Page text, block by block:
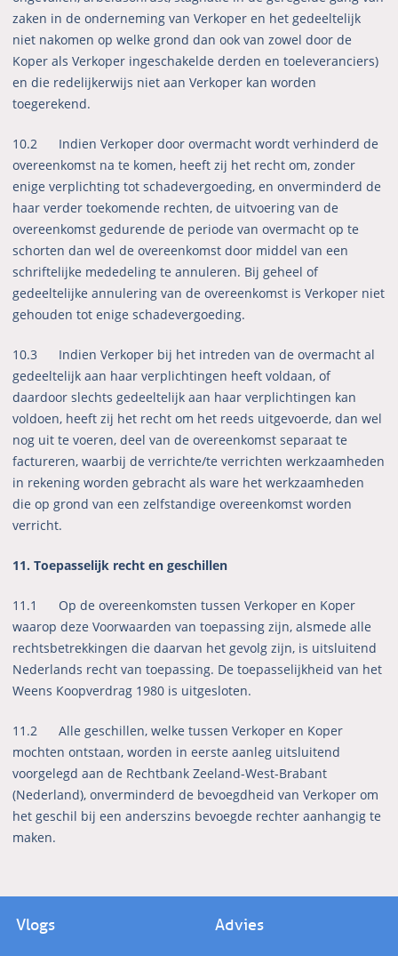
zaken in de onderneming van Verkoper en het gedeeltelijk
niet nakomen op welke grond dan ook van zowel door de
Koper als Verkoper ingeschakelde derden en toeleveranciers)
en die redelijkerwijs niet aan Verkoper kan worden
toegerekend.
10.2 Indien Verkoper door overmacht wordt verhinderd de
overeenkomst na te komen, heeft zij het recht om, zonder
enige verplichting tot schadevergoeding, en onverminderd de
haar verder toekomende rechten, de uitvoering van de
overeenkomst gedurende de periode van overmacht op te
schorten dan wel de overeenkomst door middel van een
schriftelijke mededeling te annuleren. Bij geheel of
gedeeltelijke annulering van de overeenkomst is Verkoper niet
gehouden tot enige schadevergoeding.
10.3 Indien Verkoper bij het intreden van de overmacht al
gedeeltelijk aan haar verplichtingen heeft voldaan, of
daardoor slechts gedeeltelijk aan haar verplichtingen kan
voldoen, heeft zij het recht om het reeds uitgevoerde, dan wel
nog uit te voeren, deel van de overeenkomst separaat te
factureren, waarbij de verrichte/te verrichten werkzaamheden
in rekening worden gebracht als ware het werkzaamheden
die op grond van een zelfstandige overeenkomst worden
verricht.
11. Toepasselijk recht en geschillen
11.1 Op de overeenkomsten tussen Verkoper en Koper
waarop deze Voorwaarden van toepassing zijn, alsmede alle
rechtsbetrekkingen die daarvan het gevolg zijn, is uitsluitend
Nederlands recht van toepassing. De toepasselijkheid van het
Weens Koopverdrag 1980 is uitgesloten.
11.2 Alle geschillen, welke tussen Verkoper en Koper
mochten ontstaan, worden in eerste aanleg uitsluitend
voorgelegd aan de Rechtbank Zeeland-West-Brabant
(Nederland), onverminderd de bevoegdheid van Verkoper om
het geschil bij een anderszins bevoegde rechter aanhangig te
maken.
Vlogs Advies